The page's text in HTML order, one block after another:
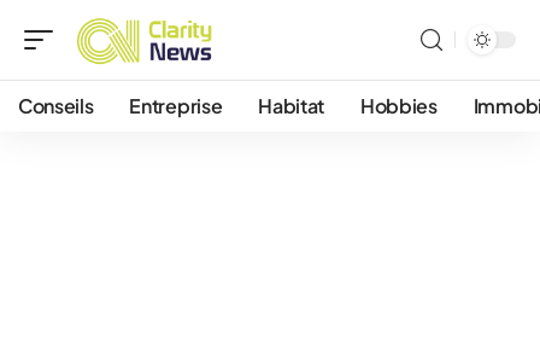
Conseils Entreprise Habitat Hobbies